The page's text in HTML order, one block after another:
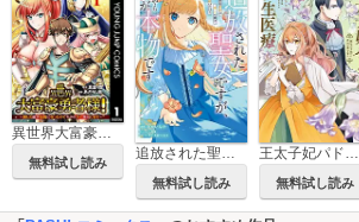
異世界大富豪勇者様！～倒した敵が金塊になったのでカネの力で無双します～
無料試し読み
追放された聖女ですが、どうやら私が本物です
無料試し読み
王太子妃パドマの転生医療
無料試し読み